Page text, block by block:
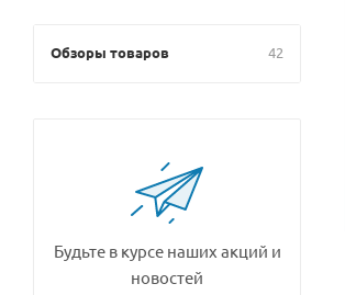
Обзоры товаров 42
Будьте в курсе наших акций и
новостей